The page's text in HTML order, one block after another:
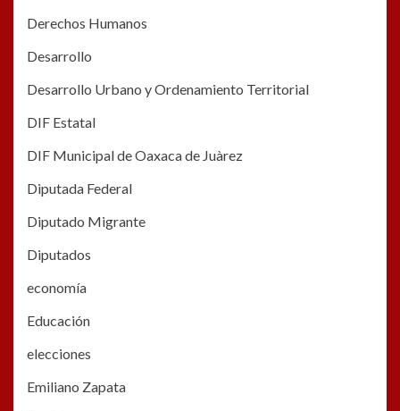
Derechos Humanos
Desarrollo
Desarrollo Urbano y Ordenamiento Territorial
DIF Estatal
DIF Municipal de Oaxaca de Juàrez
Diputada Federal
Diputado Migrante
Diputados
economía
Educación
elecciones
Emiliano Zapata